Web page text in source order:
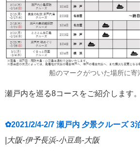
船のマークがついた場所に寄
瀬戸内を巡る8コースをご紹介します。
✿2021/2/4-2/7 瀬戸内 夕景クルーズ 3
|大阪-伊予長浜-小豆島-大阪